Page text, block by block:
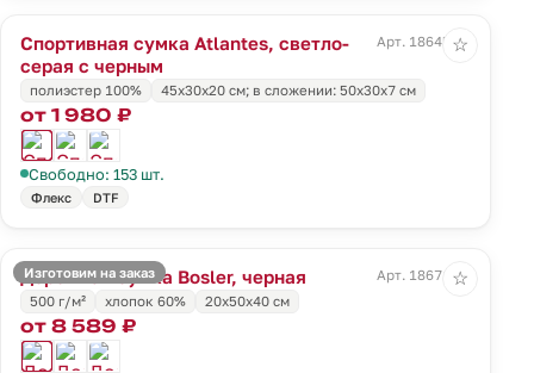
Спортивная сумка Atlantes, светло-
серая с черным
Арт. 18645.13
полиэстер 100% 45х30х20 см; в сложении: 50х30х7 см
от 1 980 ₽
Свободно: 153 шт.
Флекс DTF
☆
Изготовим на заказ
Дорожная сумка Bosler, черная
Арт. 18671.30
500 г/м²
хлопок 60% 20х50х40 см
от 8 589 ₽
☆